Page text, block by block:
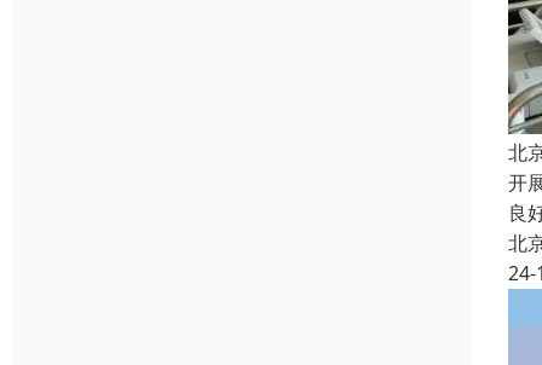
北
开
良
北
24-